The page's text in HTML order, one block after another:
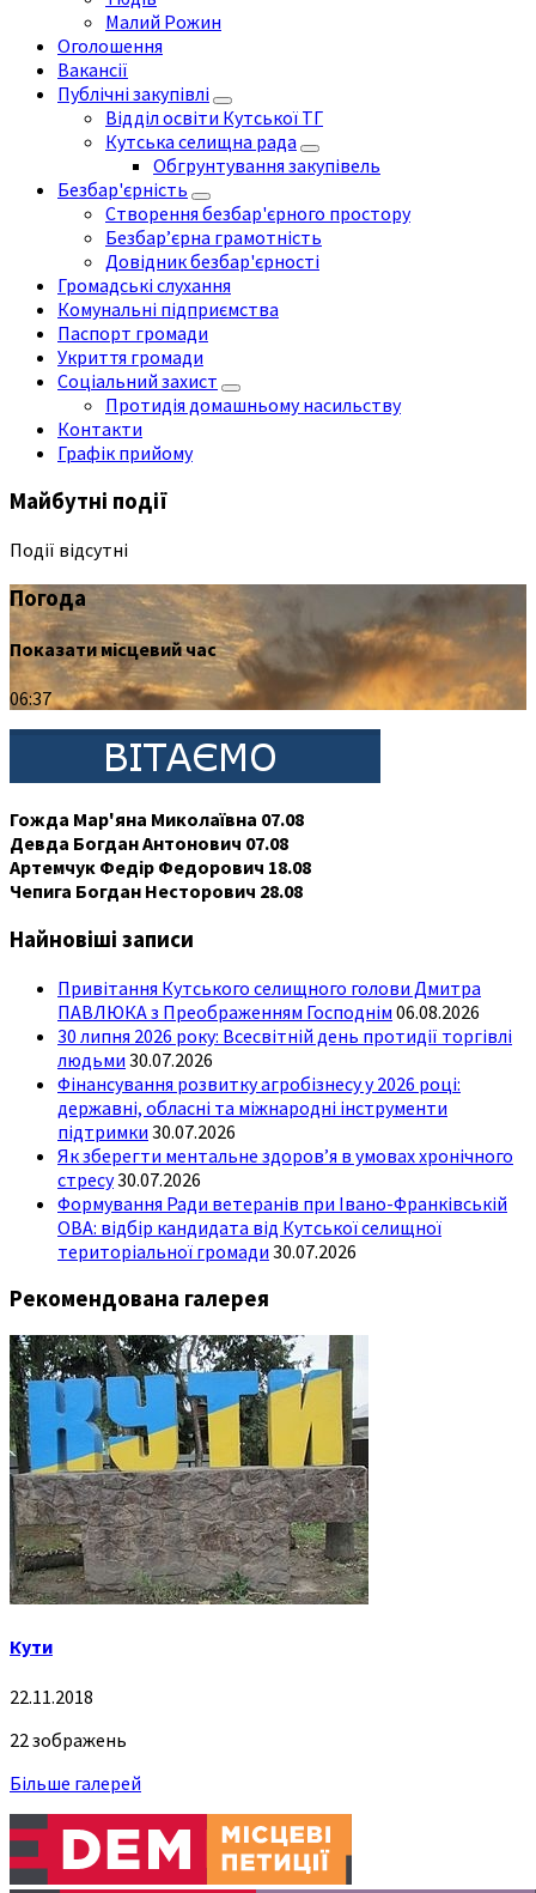
Малий Рожин
Оголошення
Вакансії
Публічні закупівлі
Відділ освіти Кутської ТГ
Кутська селищна рада
Обгрунтування закупівель
Безбар'єрність
Створення безбар'єрного простору
Безбар’єрна грамотність
Довідник безбар'єрності
Громадські слухання
Комунальні підприємства
Паспорт громади
Укриття громади
Соціальний захист
Протидія домашньому насильству
Контакти
Графік прийому
Майбутні події
Події відсутні
Погода
Показати місцевий час
06:37
Гожда Мар'яна Миколаївна 07.08
Девда Богдан Антонович 07.08
Артемчук Федір Федорович 18.08
Чепига Богдан Несторович 28.08
Найновіші записи
Привітання Кутського селищного голови Дмитра
ПАВЛЮКА з Преображенням Господнім 06.08.2026
30 липня 2026 року: Всесвітній день протидії торгівлі
людьми 30.07.2026
Фінансування розвитку агробізнесу у 2026 році:
державні, обласні та міжнародні інструменти
підтримки 30.07.2026
Як зберегти ментальне здоров’я в умовах хронічного
стресу30.07.2026
Формування Ради ветеранів при Івано-Франківській
ОВА: відбір кандидата від Кутської селищної
територіальної громади 30.07.2026
Рекомендована галерея
Кути
22.11.2018
22 зображень
Більше галерей